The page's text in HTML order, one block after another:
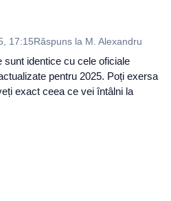
17:15Răspuns la M. Alexandru
sunt identice cu cele oficiale
pentru 2025. Poți exersa
exact ceea ce vei întâlni la